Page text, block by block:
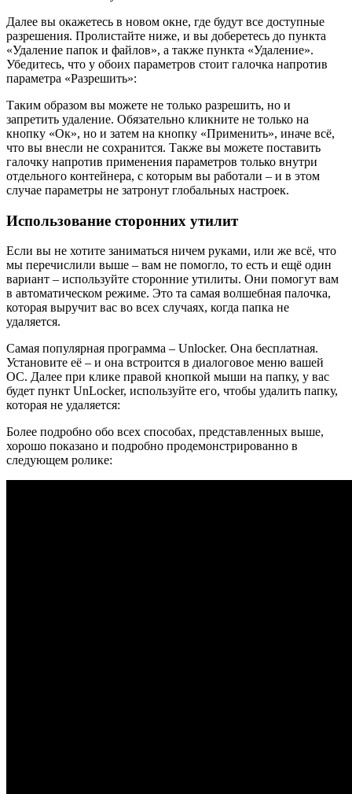
Далее вы окажетесь в новом окне, где будут все доступные
разрешения. Пролистайте ниже, и вы доберетесь до пункта
«Удаление папок и файлов», а также пункта «Удаление».
Убедитесь, что у обоих параметров стоит галочка напротив
параметра «Разрешить»:
Таким образом вы можете не только разрешить, но и
запретить удаление. Обязательно кликните не только на
кнопку «Ок», но и затем на кнопку «Применить», иначе всё,
что вы внесли не сохранится. Также вы можете поставить
галочку напротив применения параметров только внутри
отдельного контейнера, с которым вы работали – и в этом
случае параметры не затронут глобальных настроек.
Использование сторонних утилит
Если вы не хотите заниматься ничем руками, или же всё, что
мы перечислили выше – вам не помогло, то есть и ещё один
вариант – используйте сторонние утилиты. Они помогут вам
в автоматическом режиме. Это та самая волшебная палочка,
которая выручит вас во всех случаях, когда папка не
удаляется.
Самая популярная программа – Unlocker. Она бесплатная.
Установите её – и она встроится в диалоговое меню вашей
ОС. Далее при клике правой кнопкой мыши на папку, у вас
будет пункт UnLocker, используйте его, чтобы удалить папку,
которая не удаляется:
Более подробно обо всех способах, представленных выше,
хорошо показано и подробно продемонстрированно в
следующем ролике: